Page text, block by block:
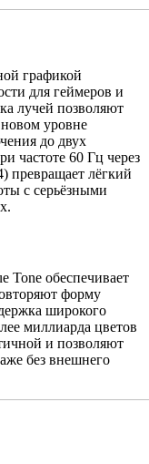
графикой
для геймеров и
лучей позволяют
уровне
до двух
частоте 60 Гц через
превращает лёгкий
с серьёзными
Tone обеспечивает
форму
широкого
миллиарда цветов
и позволяют
без внешнего